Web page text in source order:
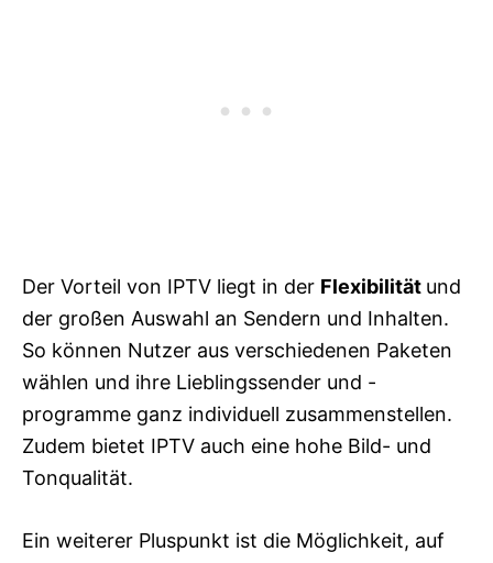
Der Vorteil von IPTV liegt in der Flexibilität und
der großen Auswahl an Sendern und Inhalten.
So können Nutzer aus verschiedenen Paketen
wählen und ihre Lieblingssender und -
programme ganz individuell zusammenstellen.
Zudem bietet IPTV auch eine hohe Bild- und
Tonqualität.
Ein weiterer Pluspunkt ist die Möglichkeit, auf